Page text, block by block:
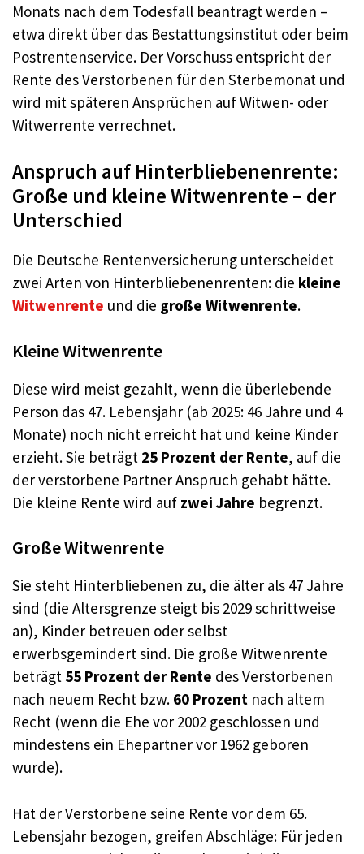
Monats nach dem Todesfall beantragt werden –
etwa direkt über das Bestattungsinstitut oder beim
Postrentenservice. Der Vorschuss entspricht der
Rente des Verstorbenen für den Sterbemonat und
wird mit späteren Ansprüchen auf Witwen- oder
Witwerrente verrechnet.
Anspruch auf Hinterbliebenenrente:
Große und kleine Witwenrente – der
Unterschied
Die Deutsche Rentenversicherung unterscheidet
zwei Arten von Hinterbliebenenrenten: die kleine
Witwenrente und die große Witwenrente.
Kleine Witwenrente
Diese wird meist gezahlt, wenn die überlebende
Person das 47. Lebensjahr (ab 2025: 46 Jahre und 4
Monate) noch nicht erreicht hat und keine Kinder
erzieht. Sie beträgt 25 Prozent der Rente, auf die
der verstorbene Partner Anspruch gehabt hätte.
Die kleine Rente wird auf zwei Jahre begrenzt.
Große Witwenrente
Sie steht Hinterbliebenen zu, die älter als 47 Jahre
sind (die Altersgrenze steigt bis 2029 schrittweise
an), Kinder betreuen oder selbst
erwerbsgemindert sind. Die große Witwenrente
beträgt 55 Prozent der Rente des Verstorbenen
nach neuem Recht bzw. 60 Prozent nach altem
Recht (wenn die Ehe vor 2002 geschlossen und
mindestens ein Ehepartner vor 1962 geboren
wurde).
Hat der Verstorbene seine Rente vor dem 65.
Lebensjahr bezogen, greifen Abschläge: Für jeden